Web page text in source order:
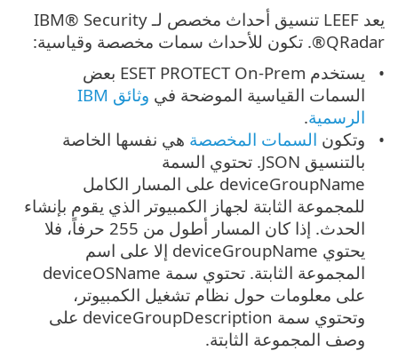
يعد LEEF تنسيق أحداث مخصص لـ IBM® Security
QRadar®. تكون للأحداث سمات مخصصة وقياسية:
يستخدم ESET PROTECT On-Prem بعض
السمات القياسية الموضحة في
وثائق IBM
الرسمية.
وتكون السمات المخصصة هي نفسها الخاصة
بالتنسيق JSON. تحتوي السمة
deviceGroupName على المسار الكامل
للمجموعة الثابتة لجهاز الكمبيوتر الذي يقوم بإنشاء
الحدث. إذا كان المسار أطول من 255 حرفاً، فلا
يحتوي deviceGroupName إلا على اسم
المجموعة الثابتة. تحتوي سمة deviceOSName
على معلومات حول نظام تشغيل الكمبيوتر،
وتحتوي سمة deviceGroupDescription على
وصف المجموعة الثابتة.